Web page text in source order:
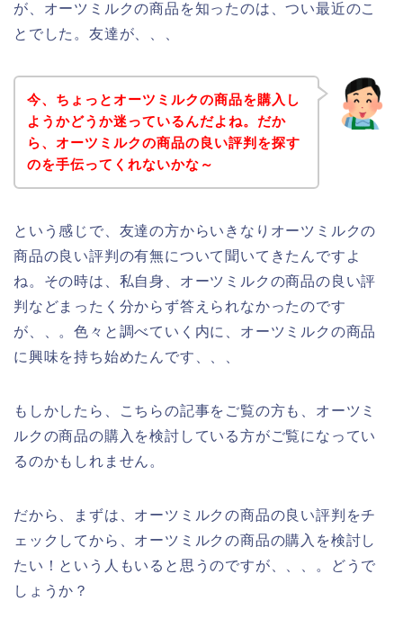
が、オーツミルクの商品を知ったのは、つい最近のこ
とでした。友達が、、、
今、ちょっとオーツミルクの商品を購入し
ようかどうか迷っているんだよね。だか
ら、オーツミルクの商品の良い評判を探す
のを手伝ってくれないかな～
という感じで、友達の方からいきなりオーツミルクの
商品の良い評判の有無について聞いてきたんですよ
ね。その時は、私自身、オーツミルクの商品の良い評
判などまったく分からず答えられなかったのです
が、、。色々と調べていく内に、オーツミルクの商品
に興味を持ち始めたんです、、、
もしかしたら、こちらの記事をご覧の方も、オーツミ
ルクの商品の購入を検討している方がご覧になってい
るのかもしれません。
だから、まずは、オーツミルクの商品の良い評判をチ
ェックしてから、オーツミルクの商品の購入を検討し
たい！という人もいると思うのですが、、、。どうで
しょうか？